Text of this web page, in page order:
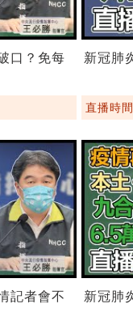
口？免每
新冠肺
直播時
記者會不
新冠肺